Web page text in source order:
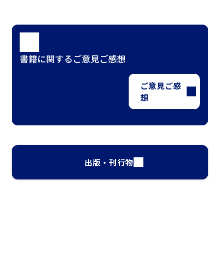
書籍に関するご意見ご感想
ご意見ご感
想
出版・刊行物